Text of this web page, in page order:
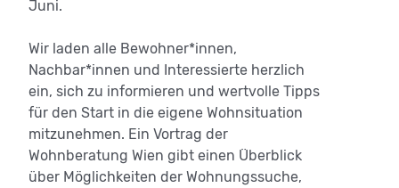
Juni.
Wir laden alle Bewohner*innen,
Nachbar*innen und Interessierte herzlich
ein, sich zu informieren und wertvolle Tipps
für den Start in die eigene Wohnsituation
mitzunehmen. Ein Vortrag der
Wohnberatung Wien gibt einen Überblick
über Möglichkeiten der Wohnungssuche,